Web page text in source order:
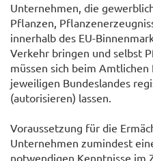
Unternehmen, die
Pflanzen,
innerhalb des EU-
Verkehr bringen und selbst
müssen sich beim
jeweiligen Bundeslandes
(autorisieren) lassen.
Voraussetzung für die
Unternehmen zumindest
notwendigen Kenntnisse im